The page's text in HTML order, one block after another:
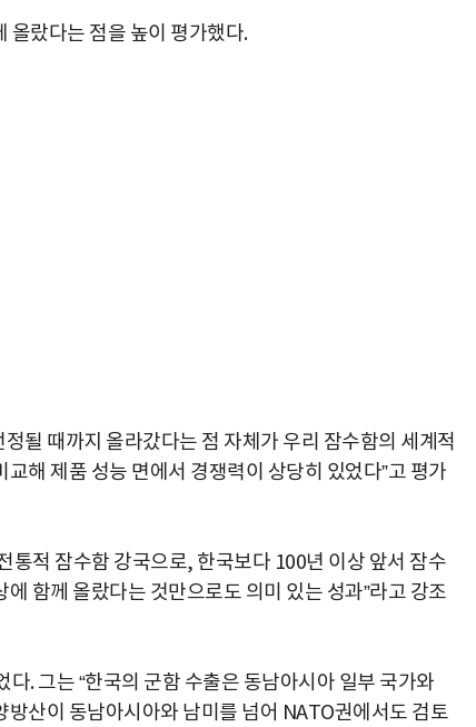
올랐다는 점을 높이 평가했다.
될 때까지 올라갔다는 점 자체가 우리 잠수함의 세계적
해 제품 성능 면에서 경쟁력이 상당히 있었다”고 평가
통적 잠수함 강국으로, 한국보다 100년 이상 앞서 잠수
함께 올랐다는 것만으로도 의미 있는 성과”라고 강조
. 그는 “한국의 군함 수출은 동남아시아 일부 국가와
방산이 동남아시아와 남미를 넘어 NATO권에서도 검토